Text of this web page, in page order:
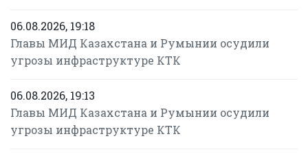
06.08.2026, 19:18
Главы МИД Казахстана и Румынии осудили
угрозы инфраструктуре КТК
06.08.2026, 19:13
Главы МИД Казахстана и Румынии осудили
угрозы инфраструктуре КТК